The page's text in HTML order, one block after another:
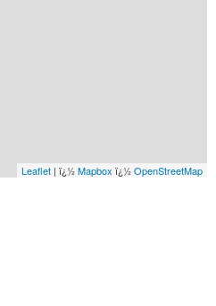
Leaflet | ï¿½Mapbox ï¿½OpenStreetMap